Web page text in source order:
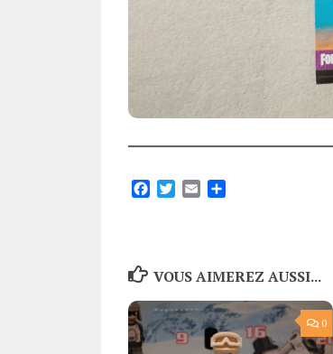
FacebookTwitter
Email
VOUS AIMEREZ AUSSI...
0